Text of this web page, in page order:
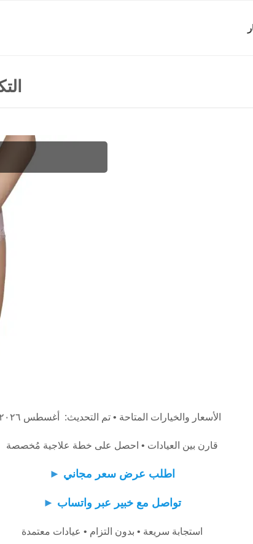
قارن بين العيادات • احصل على خطة علاجية مُخصصة
► اطلب عرض سعر مجاني
► تواصل مع خبير عبر واتساب
استجابة سريعة • بدون التزام • عيادات معتمدة